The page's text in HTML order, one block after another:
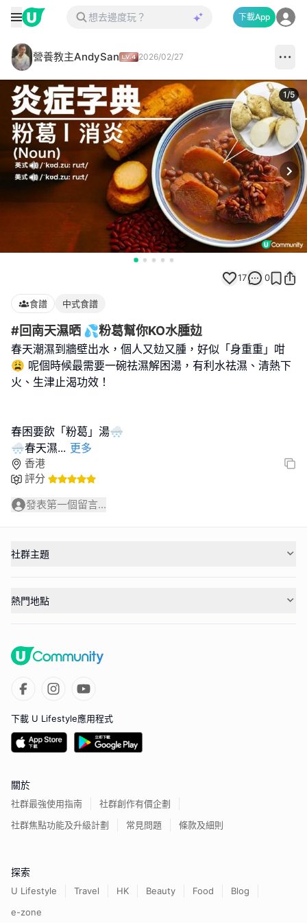
下載App
營養教主AndySan 2026/02/27
1/5
17 0
食譜 中式食譜
#回南天濕晒 💦粉葛幫你KO水腫攰
春天潮濕到牆壁出水，個人又攰又腫，好似「身重重」咁
😩 呢個時候最需要一碗祛濕解困湯，有利水祛濕、清熱下
火、生津止渴功效！
春困要飲「粉葛」湯🌨️
🌨️春天濕... 更多
香港
評分
發表第一個留言...
社群主題
熱門地點
下載 U Lifestyle應用程式
關於
社群最強使用指南
社群創作有價企劃
社群焦點功能及升級計劃
常見問題 條款及細則
探索
U Lifestyle Travel HK Beauty Food
Blog
e-zone